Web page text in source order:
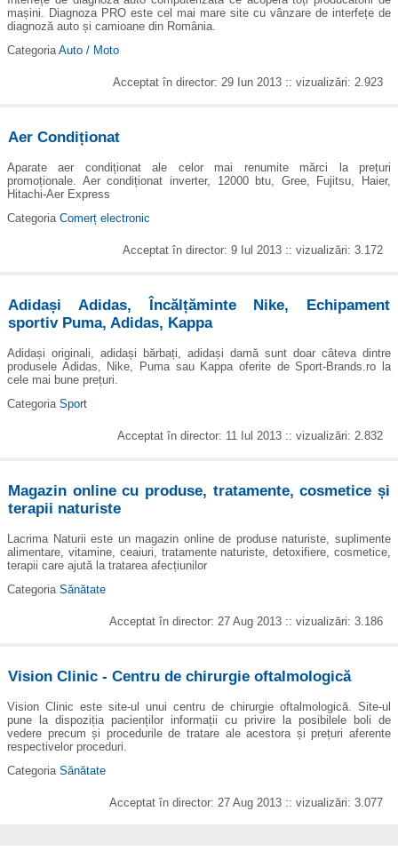
mașini. Diagnoza PRO este cel mai mare site cu vânzare de interfețe de
diagnoză auto și camioane din România.
CategoriaAuto / Moto
Acceptat în director: 29 Iun 2013 :: vizualizări: 2.923
Aer Condiționat
Aparate aer condiționat ale celor mai renumite mărci la prețuri
promoționale. Aer condiționat inverter, 12000 btu, Gree, Fujitsu, Haier,
Hitachi-Aer Express
Categoria Comerț electronic
Acceptat în director: 9 Iul 2013 :: vizualizări: 3.172
Adidași Adidas, Încălțăminte Nike, Echipament
sportiv Puma, Adidas, Kappa
Adidași originali, adidași bărbați, adidași damă sunt doar câteva dintre
produsele Adidas, Nike, Puma sau Kappa oferite de Sport-Brands.ro la
cele mai bune prețuri.
Categoria Sport
Acceptat în director: 11 Iul 2013 :: vizualizări: 2.832
Magazin online cu produse, tratamente, cosmetice și
terapii naturiste
Lacrima Naturii este un magazin online de produse naturiste, suplimente
alimentare, vitamine, ceaiuri, tratamente naturiste, detoxifiere, cosmetice,
terapii care ajută la tratarea afecțiunilor
Categoria Sănătate
Acceptat în director: 27 Aug 2013 :: vizualizări: 3.186
Vision Clinic - Centru de chirurgie oftalmologică
Vision Clinic este site-ul unui centru de chirurgie oftalmologică. Site-ul
pune la dispoziția pacienților informații cu privire la posibilele boli de
vedere precum și procedurile de tratare ale acestora și prețuri aferente
respectivelor proceduri.
Categoria Sănătate
Acceptat în director: 27 Aug 2013 :: vizualizări: 3.077